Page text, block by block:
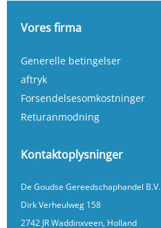
Vores firma
Generelle betingelser
aftryk
Forsendelsesomkostninger
Returanmodning
Kontaktoplysninger
De Goudse Gereedschaphandel B.V.
Dirk Verheulweg 158
2742 JR Waddinxveen, Holland